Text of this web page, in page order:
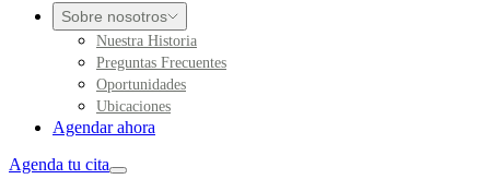
Sobre nosotros
Nuestra Historia
Preguntas Frecuentes
Oportunidades
Ubicaciones
Agendar ahora
Agenda tu cita